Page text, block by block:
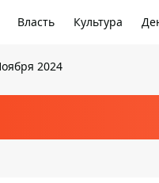
Власть Культура
2024